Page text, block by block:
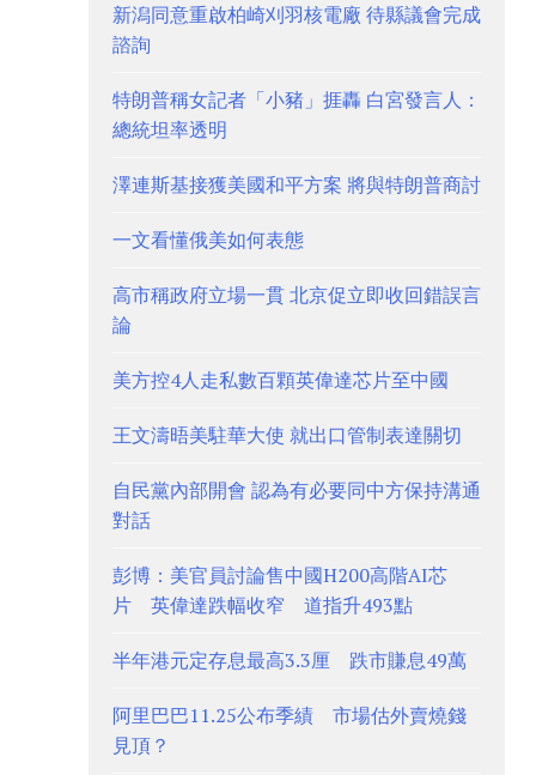
新潟同意重啟柏崎刈羽核電廠 待縣議會完成
諮詢
特朗普稱女記者「小豬」捱轟 白宮發言人：
總統坦率透明
澤連斯基接獲美國和平方案 將與特朗普商討
一文看懂俄美如何表態
高市稱政府立場一貫 北京促立即收回錯誤言
論
美方控4人走私數百顆英偉達芯片至中國
王文濤晤美駐華大使 就出口管制表達關切
自民黨內部開會 認為有必要同中方保持溝通
對話
彭博：美官員討論售中國H200高階AI芯
片 英偉達跌幅收窄 道指升493點
半年港元定存息最高3.3厘 跌市賺息49萬
阿里巴巴11.25公布季績 市場估外賣燒錢
見頂？